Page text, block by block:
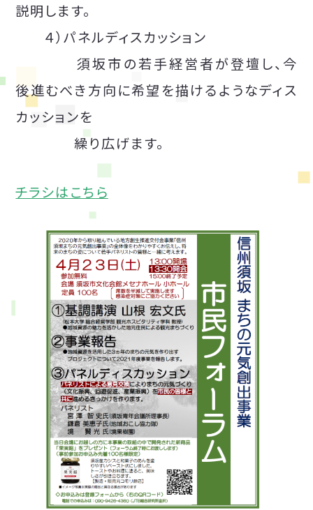
説明します。
４）パネルディスカッション
須坂市の若手経営者が登壇し、今
後進むべき方向に希望を描けるようなディス
カッションを
繰り広げます。
チラシはこちら